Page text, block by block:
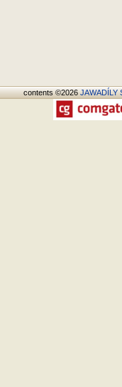
contents ©2026JAWADÍLY